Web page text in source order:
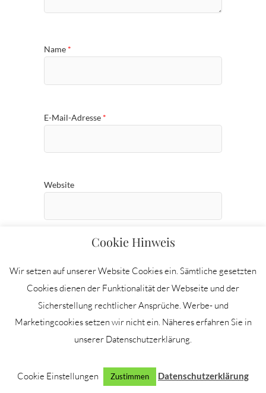
Name *
E-Mail-Adresse *
Website
ÜBER MICH
Cookie Hinweis
Wir setzen auf unserer Website Cookies ein. Sämtliche gesetzten
Cookies dienen der Funktionalität der Webseite und der
Sicherstellung rechtlicher Ansprüche. Werbe- und
Marketingcookies setzen wir nicht ein. Näheres erfahren Sie in
unserer Datenschutzerklärung.
Cookie Einstellungen Zustimmen Datenschutzerklärung